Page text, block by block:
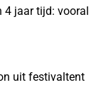
jaar tijd: vooral
uit festivaltent